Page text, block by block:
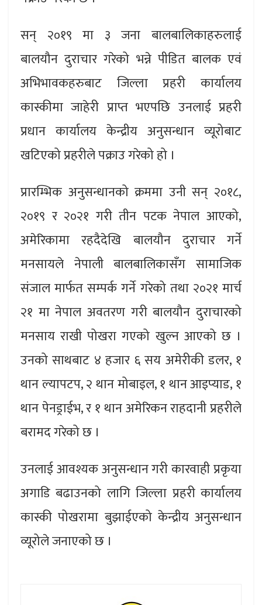
सन् २०१९ मा ३ जना बालबालिकाहरुलाई
बालयौन दुराचार गरेको भन्ने पीडित बालक एवं
अभिभावकहरुबाट जिल्ला प्रहरी कार्यालय
कास्कीमा जाहेरी प्राप्त भएपछि उनलाई प्रहरी
प्रधान कार्यालय केन्द्रीय अनुसन्धान व्यूरोबाट
खटिएको प्रहरीले पक्राउ गरेको हो ।
प्रारम्भिक अनुसन्धानको क्रममा उनी सन् २०१८,
२०१९ र २०२१ गरी तीन पटक नेपाल आएको,
अमेरिकामा रहदैदेखि बालयौन दुराचार गर्ने
मनसायले नेपाली बालबालिकासँग सामाजिक
संजाल मार्फत सम्पर्क गर्ने गरेको तथा २०२१ मार्च
२१ मा नेपाल अवतरण गरी बालयौन दुराचारको
मनसाय राखी पोखरा गएको खुल्न आएको छ ।
उनको साथबाट ४ हजार ६ सय अमेरीकी डलर, १
थान ल्यापटप, २ थान मोबाइल, १ थान आइप्याड, १
थान पेनड्राईभ, र १ थान अमेरिकन राहदानी प्रहरीले
बरामद गरेको छ ।
उनलाई आवश्यक अनुसन्धान गरी कारवाही प्रकृया
अगाडि बढाउनको लागि जिल्ला प्रहरी कार्यालय
कास्की पोखरामा बुझाईएको केन्द्रीय अनुसन्धान
व्यूरोले जनाएको छ ।